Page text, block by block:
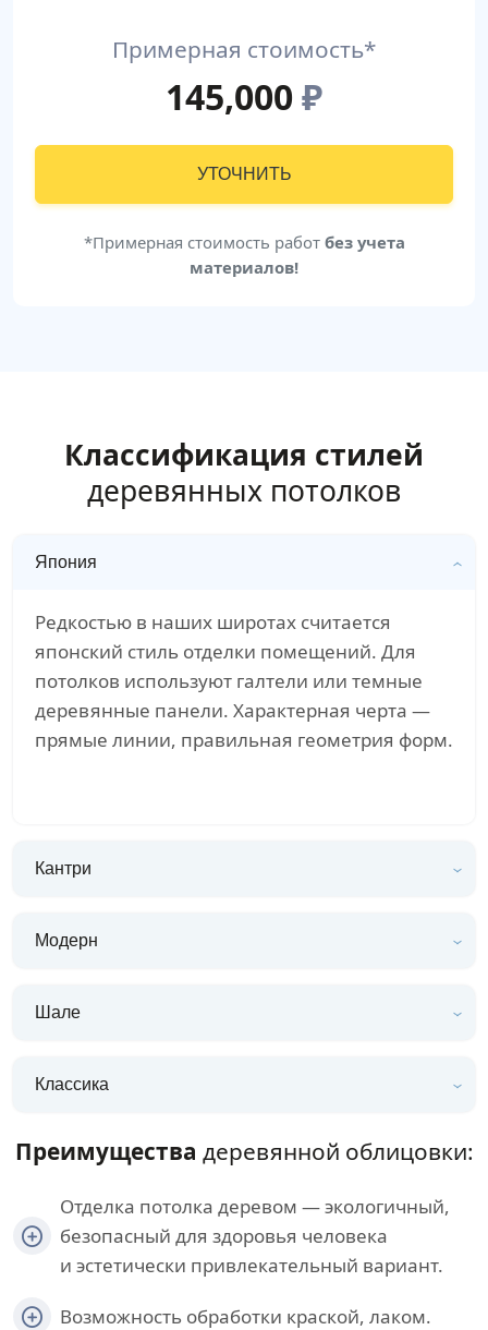
Примерная стоимость*
145,000₽
УТОЧНИТЬ
*Примерная стоимость работ без учета
материалов!
Классификация стилей
деревянных потолков
Япония
Редкостью в наших широтах считается
японский стиль отделки помещений. Для
потолков используют галтели или темные
деревянные панели. Характерная черта —
прямые линии, правильная геометрия форм.
Кантри
Модерн
Шале
Классика
Преимущества деревянной облицовки:
Отделка потолка деревом — экологичный,
безопасный для здоровья человека
и эстетически привлекательный вариант.
Возможность обработки краской, лаком.